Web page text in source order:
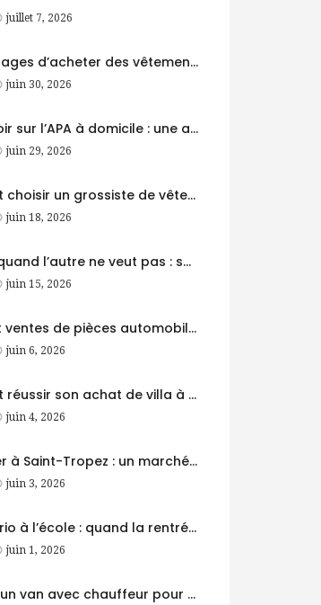
juillet 7, 2026
Les avantages d’acheter des vêtements garçon auprès d’un grossiste
juin 30, 2026
Tout savoir sur l’APA à domicile : une aide précieuse pour les personnes âgées
juin 29, 2026
Comment choisir un grossiste de vêtements garçon fiable pour son business ?
juin 18, 2026
Divorcer quand l’autre ne veut pas : solutions et démarches pour avancer
juin 15, 2026
Achats et ventes de pièces automobiles : fiabilité et qualité
juin 6, 2026
Comment réussir son achat de villa à Grimaud en 2026 ?
juin 4, 2026
Immobilier à Saint-Tropez : un marché d’exception entre prestige et rareté
juin 3, 2026
Super Mario à l’école : quand la rentrée devient une aventure
juin 1, 2026
Réservez un van avec chauffeur pour se déplacer en groupe de Bruxelles au Luxembourg